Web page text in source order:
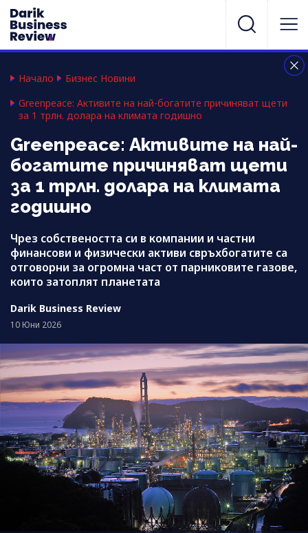
Начало
Бизнес Новини
Greenpeace: Активите на най-богатите причиняват щети
за 1 трлн. долара на климата годишно
Greenpeace: Активите на най-
богатите причиняват щети
за 1 трлн. долара на климата
годишно
Чрез собствеността си в компании и частни
финансови и физически активи свръхбогатите са
отговорни за огромна част от парниковите газове,
които затоплят планетата
Darik Business Review
10 Юни 2026